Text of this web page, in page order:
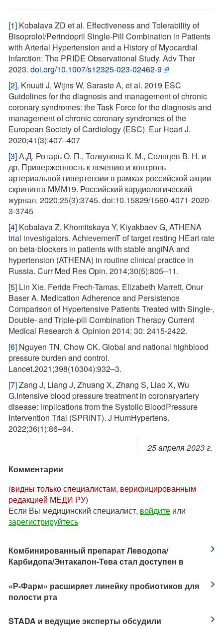
[1] Kobalava ZD et al. Effectiveness and Tolerability of
Bisoprolol/Perindopril Single-Pill Combination in Patients
with Arterial Hypertension and a History of Myocardial
Infarction: The PRIDE Observational Study. Adv Ther
2023. doi.org/10.1007/s12325-023-02462-9
[2], Knuuti J, Wijns W, Saraste A, et al. 2019 ESC
Guidelines for the diagnosis and management of chronic
coronary syndromes: the Task Force for the diagnosis and
management of chronic coronary syndromes of the
European Society of Cardiology (ESC). Eur Heart J.
2020;41(3):407–407
[3]А.Д. Ротарь О. П., Толкунова К. М., Солнцев В. Н. и
др. Приверженность к лечению и контроль
артериальной гипертензии в рамках российской акции
скрининга МММ19. Российский кардиологический
журнал. 2020;25(3):3745. doi:10.15829/1560-4071-2020-
3-3745
[4] Kobalava Z, Khomitskaya Y, Kiyakbaev G, ATHENA
trial investigators. AchievemenT of target resting HEart rate
on beta-blockers in patients with stable angiNA and
hypertension (ATHENA) in routine clinical practice in
Russia. Curr Med Res Opin. 2014;30(5):805–11.
[5] Lin Xie, Feride Frech-Tamas, Elizabeth Marrett, Onur
Baser A. Medication Adherence and Persistence
Comparison of Hypertensive Patients Treated with Single-,
Double- and Triple-pill Combination Therapy Current
Medical Research & Opinion 2014; 30: 2415-2422.
[6] Nguyen TN, Chow CK. Global and national highblood
pressure burden and control.
Lancet.2021;398(10304):932–3.
[7]Zang J, Liang J, Zhuang X, Zhang S, Liao X, Wu
G.Intensive blood pressure treatment in coronaryartery
disease: implications from the Systolic BloodPressure
Intervention Trial (SPRINT). J HumHypertens.
2022;36(1):86–94.
25 апреля 2023 г.
Комментарии
(видны только специалистам, верифицированным
редакцией МЕДИ РУ)
Если Вы медицинский специалист, войдите или
зарегистрируйтесь
​Комбинированный препарат Леводопа/
Карбидопа/Энтакапон-Тева стал доступен в
​«Р-Фарм» расширяет линейку пробиотиков для
полости рта
STADA и ведущие эксперты обсудили